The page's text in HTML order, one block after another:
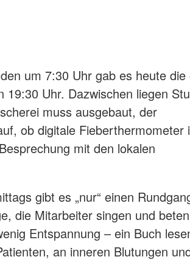
um 7:30 Uhr gab es heute die
Uhr. Dazwischen liegen
muss ausgebaut, der
ob digitale Fieberthermometer
mit den lokalen
gibt es „nur“ einen
die Mitarbeiter singen und beten
Entspannung – ein Buch
an inneren Blutungen